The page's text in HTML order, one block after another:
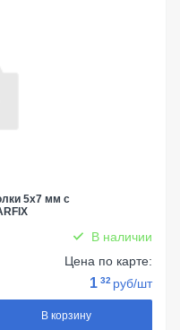
5х7 мм с
В наличии
Цена по карте:
1 32 руб/шт
В корзину